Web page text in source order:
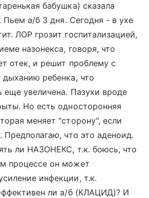
бабушка) сказала
Пьем а/б 3 дня. Сегодня - в ухе
ЛОР грозит госпитализацией,
назонекса, говоря, что
отек, и решит проблему с
ребенка, что
еще увеличена. Пазухи вроде
Но есть односторонняя
меняет "сторону", если
Предполагаю, что это аденоид.
ли НАЗОНЕКС, т.к. боюсь, что
процессе он может
инфекции, т.к.
ли а/б (КЛАЦИД)? И